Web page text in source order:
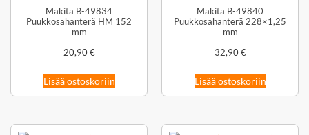
Makita B-49834
Puukkosahanterä HM 152
mm
20,90€
Lisää ostoskoriin
Makita B-49840
Puukkosahanterä 228×1,25
mm
32,90€
Lisää ostoskoriin